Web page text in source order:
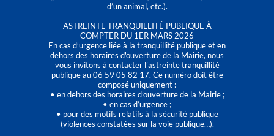
d’un animal, etc.).
ASTREINTE TRANQUILLITÉ PUBLIQUE À
COMPTER DU 1ER MARS 2026
En cas d’urgence liée à la tranquillité publique et en
dehors des horaires d'ouverture de la Mairie, nous
vous invitons à contacter l’astreinte tranquillité
publique au 06 59 05 82 17. Ce numéro doit être
composé uniquement :
• en dehors des horaires d’ouverture de la Mairie ;
• en cas d’urgence ;
• pour des motifs relatifs à la sécurité publique
(violences constatées sur la voie publique…).